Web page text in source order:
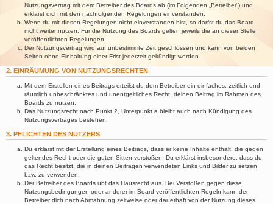
Nutzungsvertrag mit dem Betreiber des Boards ab (im Folgenden „Betreiber“) und
erklärst dich mit den nachfolgenden Regelungen einverstanden.
Wenn du mit diesen Regelungen nicht einverstanden bist, so darfst du das Board
nicht weiter nutzen. Für die Nutzung des Boards gelten jeweils die an dieser Stelle
veröffentlichten Regelungen.
Der Nutzungsvertrag wird auf unbestimmte Zeit geschlossen und kann von beiden
Seiten ohne Einhaltung einer Frist jederzeit gekündigt werden.
2. EINRÄUMUNG VON NUTZUNGSRECHTEN
Mit dem Erstellen eines Beitrags erteilst du dem Betreiber ein einfaches, zeitlich und
räumlich unbeschränktes und unentgeltliches Recht, deinen Beitrag im Rahmen des
Boards zu nutzen.
Das Nutzungsrecht nach Punkt 2, Unterpunkt a bleibt auch nach Kündigung des
Nutzungsvertrages bestehen.
3. PFLICHTEN DES NUTZERS
Du erklärst mit der Erstellung eines Beitrags, dass er keine Inhalte enthält, die gegen
geltendes Recht oder die guten Sitten verstoßen. Du erklärst insbesondere, dass du
das Recht besitzt, die in deinen Beiträgen verwendeten Links und Bilder zu setzen
bzw. zu verwenden.
Der Betreiber des Boards übt das Hausrecht aus. Bei Verstößen gegen diese
Nutzungsbedingungen oder anderer im Board veröffentlichten Regeln kann der
Betreiber dich nach Abmahnung zeitweise oder dauerhaft von der Nutzung dieses